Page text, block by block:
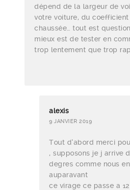
dépend de la largeur de
votre voiture, du coefficient
chaussée… tout est
mieux est de tester en
trop lentement que trop
alexis
9 JANVIER 2019
Tout d’abord merci
, supposons je j arrive
degres comme nous
auparavant
ce virage ce passe a